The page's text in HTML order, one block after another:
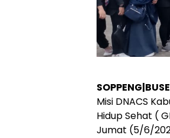
Misi DNACS
Hidup Sehat (
Jumat (5/6/